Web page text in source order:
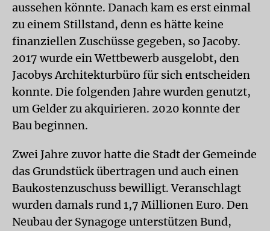
aussehen könnte. Danach kam es erst einmal
zu einem Stillstand, denn es hätte keine
finanziellen Zuschüsse gegeben, so Jacoby.
2017 wurde ein Wettbewerb ausgelobt, den
Jacobys Architekturbüro für sich entscheiden
konnte. Die folgenden Jahre wurden genutzt,
um Gelder zu akquirieren. 2020 konnte der
Bau beginnen.
Zwei Jahre zuvor hatte die Stadt der Gemeinde
das Grundstück übertragen und auch einen
Baukostenzuschuss bewilligt. Veranschlagt
wurden damals rund 1,7 Millionen Euro. Den
Neubau der Synagoge unterstützen Bund,